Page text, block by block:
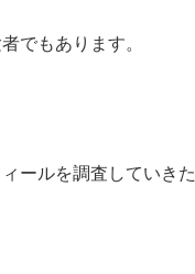
でもあります。
ールを調査していきた